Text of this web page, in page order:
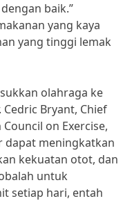
baik.”
yang kaya
yang tinggi lemak
olahraga ke
Bryant, Chief
on Exercise,
dapat meningkatkan
kekuatan otot, dan
untuk
setiap hari, entah